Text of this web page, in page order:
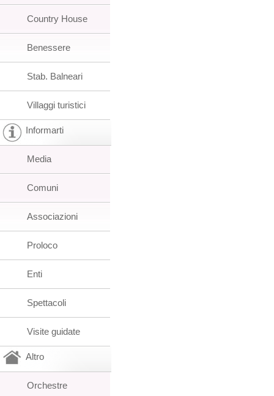
Country House
Benessere
Stab. Balneari
Villaggi turistici
Informarti
Media
Comuni
Associazioni
Proloco
Enti
Spettacoli
Visite guidate
Altro
Orchestre